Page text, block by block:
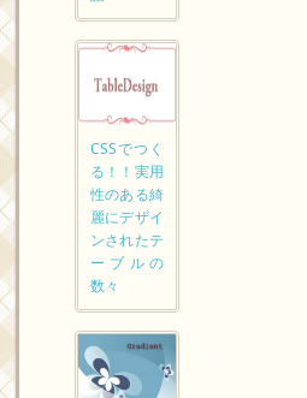
CSSでつく
る！！実用
性のある綺
麗にデザイ
ンされたテ
ーブルの
数々